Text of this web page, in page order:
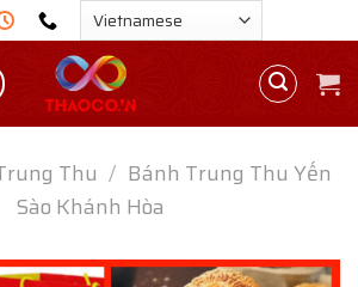
Thu / Bánh Trung Thu Yến
Sào Khánh Hòa